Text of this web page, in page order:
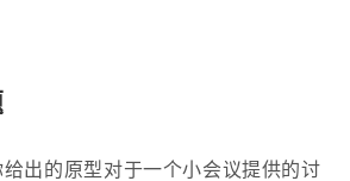
出的原型对于一个小会议提供的讨